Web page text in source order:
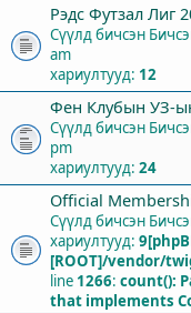
Рэдс Футзал Лиг
Сүүлд бичсэн
am
хариултууд: 12
Фен Клубын УЗ-
Сүүлд бичсэн
pm
хариултууд: 24
Official
Сүүлд бичсэн
хариултууд: 9
[ROOT]/vendor/
line 1266: count():
that implements